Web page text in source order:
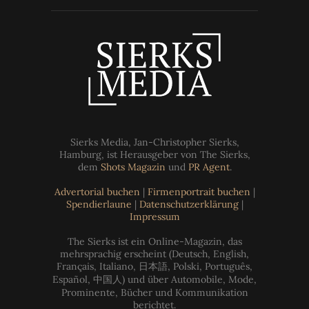
Sierks Media, Jan-Christopher Sierks,
Hamburg, ist Herausgeber von The Sierks,
dem Shots Magazin und PR Agent.
Advertorial buchen | Firmenportrait buchen |
Spendierlaune | Datenschutzerklärung|
Impressum
The Sierks ist ein Online-Magazin, das
mehrsprachig erscheint (Deutsch, English,
Français, Italiano, 日本語, Polski, Português,
Español, 中国人) und über Automobile, Mode,
Prominente, Bücher und Kommunikation
berichtet.